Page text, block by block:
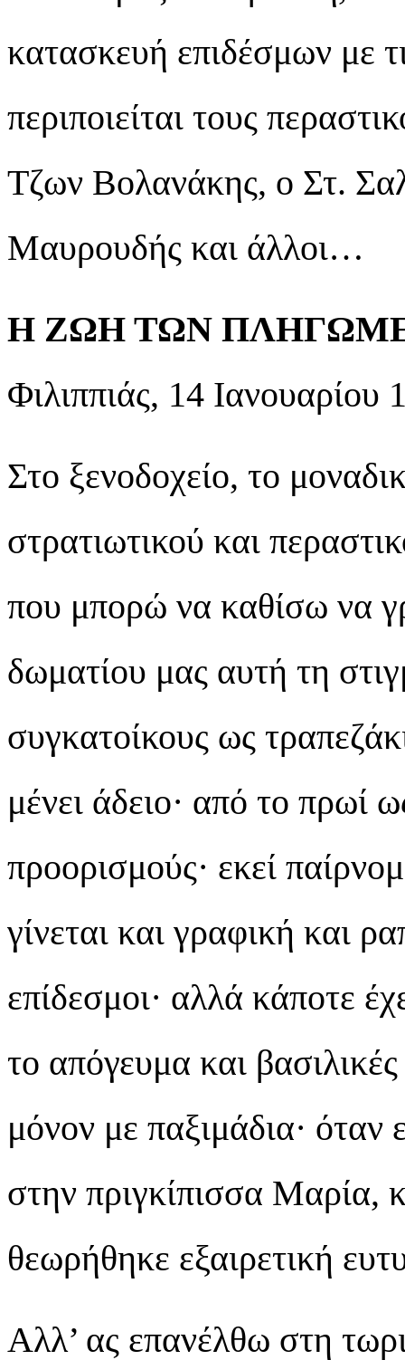
κατασκευή επιδέσμων με
περιποιείται τους
Τζων Βολανάκης, ο Στ.
Μαυρουδής και άλλοι…
Η ΖΩΗ ΤΩΝ
Φιλιππιάς, 14 Ιανουαρίου
Στο ξενοδοχείο, το
στρατιωτικού και
που μπορώ να καθίσω να
δωματίου μας αυτή τη
συγκατοίκους ως
μένει άδειο· από το πρωί
προορισμούς· εκεί
γίνεται και γραφική και
επίδεσμοι· αλλά κάποτε
το απόγευμα και
μόνον με παξιμάδια· όταν
στην πριγκίπισσα Μαρία,
θεωρήθηκε εξαιρετική
Αλλ’ ας επανέλθω στη